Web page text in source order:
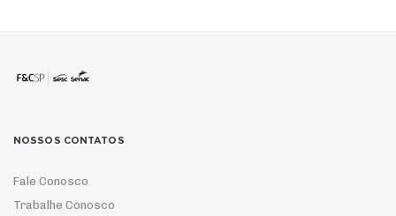
NOSSOS CONTATOS
Fale Conosco
Trabalhe Conosco